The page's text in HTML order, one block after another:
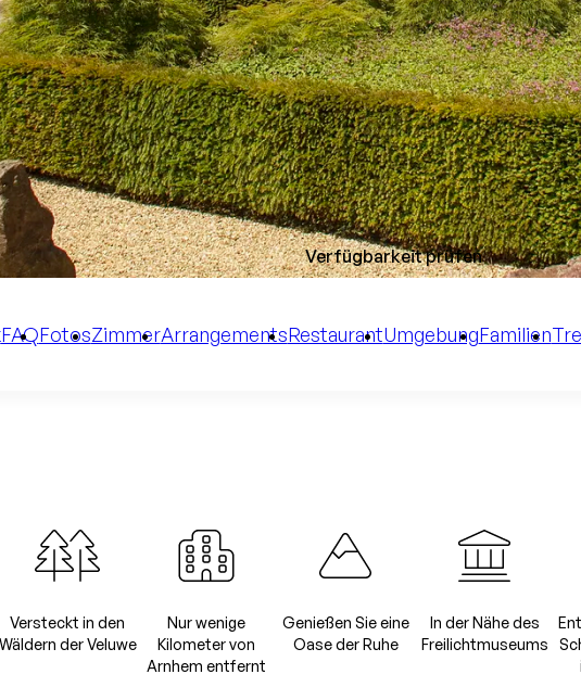
Verfügbarkeit prüfen
FAQFotosZimmerArrangementsRestaurantUmgebungFamilien
Versteckt in den
Wäldern der Veluwe
Nur wenige
Kilometer von
Arnhem entfernt
Genießen Sie eine
Oase der Ruhe
In der Nähe des
Freilichtmuseums